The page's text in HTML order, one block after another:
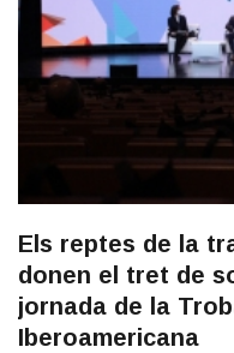
Els reptes de la
donen el tret de
jornada de la
Iberoamericana